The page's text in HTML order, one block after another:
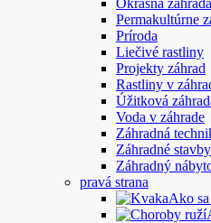
Okrasná záhrada
Permakultúrne
Príroda
Liečivé rastliny
Projekty záhrad
Rastliny v
Úžitková
Voda v záhrade
Záhradná
Záhradné stavby
Záhradný
pravá strana
Ako